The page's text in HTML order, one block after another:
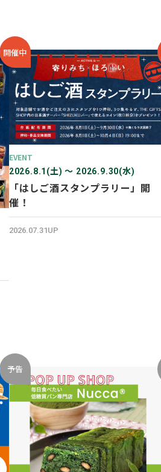
開催中
EVENT
2026.8.1(土) 〜 2026.9.30(水)
「はしご酒スタンプラリー」開
催！
2026.07.31UP
予告